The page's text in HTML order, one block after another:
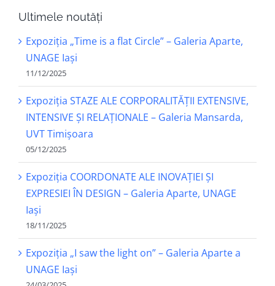
Ultimele noutăți
Expoziția „Time is a flat Circle” – Galeria Aparte,
UNAGE Iași
11/12/2025
Expoziția STAZE ALE CORPORALITĂȚII EXTENSIVE,
INTENSIVE ȘI RELAȚIONALE – Galeria Mansarda,
UVT Timișoara
05/12/2025
Expoziția COORDONATE ALE INOVAȚIEI ȘI
EXPRESIEI ÎN DESIGN – Galeria Aparte, UNAGE
Iași
18/11/2025
Expoziția „I saw the light on” – Galeria Aparte a
UNAGE Iași